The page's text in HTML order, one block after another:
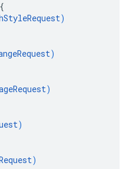
{
)
)
)
)
)